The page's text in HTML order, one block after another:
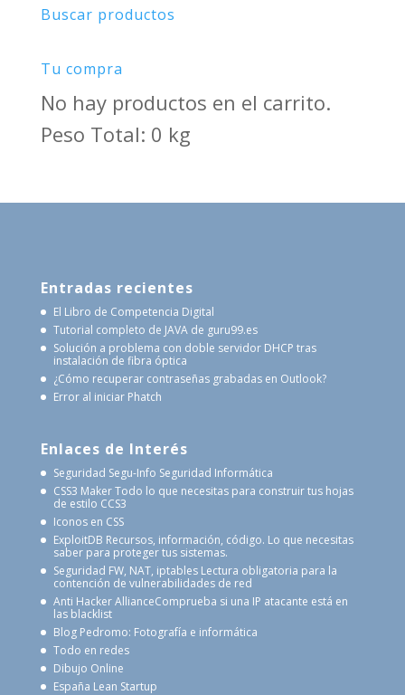
Buscar productos
Tu compra
No hay productos en el carrito.
Peso Total: 0 kg
Entradas recientes
El Libro de Competencia Digital
Tutorial completo de JAVA de guru99.es
Solución a problema con doble servidor DHCP tras
instalación de fibra óptica
¿Cómo recuperar contraseñas grabadas en Outlook?
Error al iniciar Phatch
Enlaces de Interés
Seguridad Segu-Info Seguridad Informática
CSS3 MakerTodo lo que necesitas para construir tus hojas
de estilo CCS3
Iconos en CSS
ExploitDB Recursos, información, código. Lo que necesitas
saber para proteger tus sistemas.
Seguridad FW, NAT, iptablesLectura obligatoria para la
contención de vulnerabilidades de red
Anti Hacker AllianceComprueba si una IP atacante está en
las blacklist
Blog Pedromo: Fotografía e informática
Todo en redes
Dibujo Online
España Lean Startup